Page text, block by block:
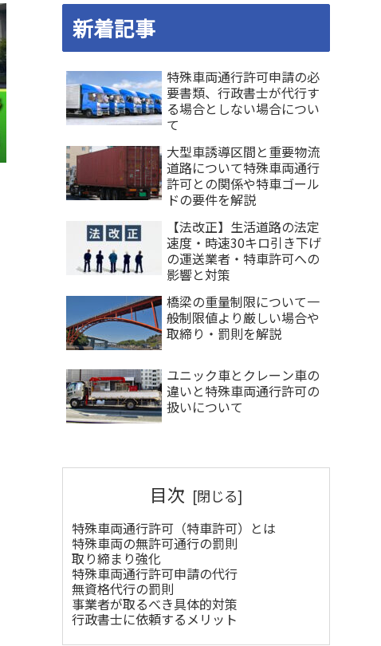
新着記事
特殊車両通行許可申請の必
要書類、行政書士が代行す
る場合としない場合につい
て
大型車誘導区間と重要物流
道路について特殊車両通行
許可との関係や特車ゴール
ドの要件を解説
【法改正】生活道路の法定
速度・時速30キロ引き下げ
の運送業者・特車許可への
影響と対策
橋梁の重量制限について一
般制限値より厳しい場合や
取締り・罰則を解説
ユニック車とクレーン車の
違いと特殊車両通行許可の
扱いについて
目次
特殊車両通行許可（特車許可）とは
特殊車両の無許可通行の罰則
取り締まり強化
特殊車両通行許可申請の代行
無資格代行の罰則
事業者が取るべき具体的対策
行政書士に依頼するメリット